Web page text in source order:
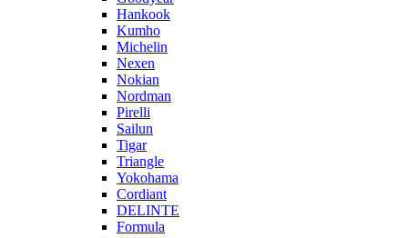
Hankook
Kumho
Michelin
Nexen
Nokian
Nordman
Pirelli
Sailun
Tigar
Triangle
Yokohama
Cordiant
DELINTE
Formula